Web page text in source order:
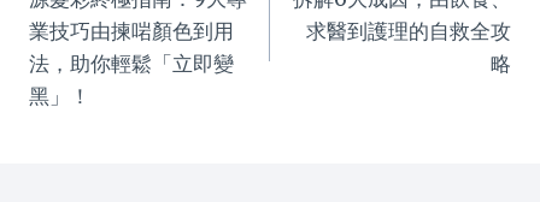
業技巧由揀啱顏色到用
法，助你輕鬆「立即變
黑」！
求醫到護理的自救全攻
略